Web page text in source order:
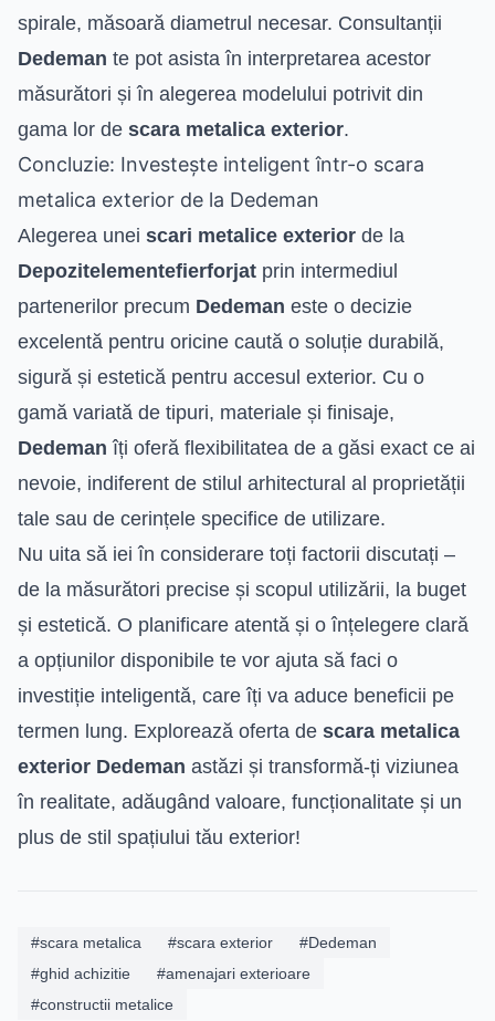
spirale, măsoară diametrul necesar. Consultanții
Dedeman te pot asista în interpretarea acestor
măsurători și în alegerea modelului potrivit din
gama lor de scara metalica exterior.
Concluzie: Investește inteligent într-o scara
metalica exterior de la Dedeman
Alegerea unei scari metalice exterior de la
Depozitelementefierforjat prin intermediul
partenerilor precum Dedeman este o decizie
excelentă pentru oricine caută o soluție durabilă,
sigură și estetică pentru accesul exterior. Cu o
gamă variată de tipuri, materiale și finisaje,
Dedeman îți oferă flexibilitatea de a găsi exact ce ai
nevoie, indiferent de stilul arhitectural al proprietății
tale sau de cerințele specifice de utilizare.
Nu uita să iei în considerare toți factorii discutați –
de la măsurători precise și scopul utilizării, la buget
și estetică. O planificare atentă și o înțelegere clară
a opțiunilor disponibile te vor ajuta să faci o
investiție inteligentă, care îți va aduce beneficii pe
termen lung. Explorează oferta de scara metalica
exterior Dedeman astăzi și transformă-ți viziunea
în realitate, adăugând valoare, funcționalitate și un
plus de stil spațiului tău exterior!
#scara metalica #scara exterior
#Dedeman
#ghid achizitie
#amenajari exterioare
#constructii metalice